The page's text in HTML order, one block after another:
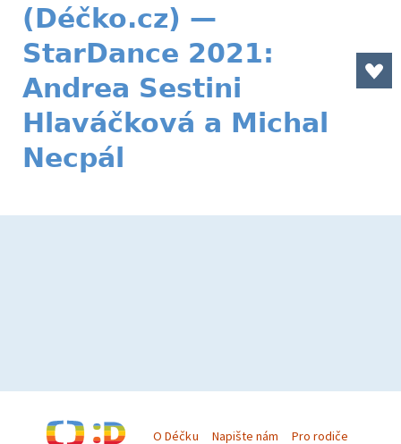
(Déčko.cz) —
StarDance 2021:
Andrea Sestini
Hlaváčková a Michal
Necpál
O Déčku Napište nám Pro rodiče